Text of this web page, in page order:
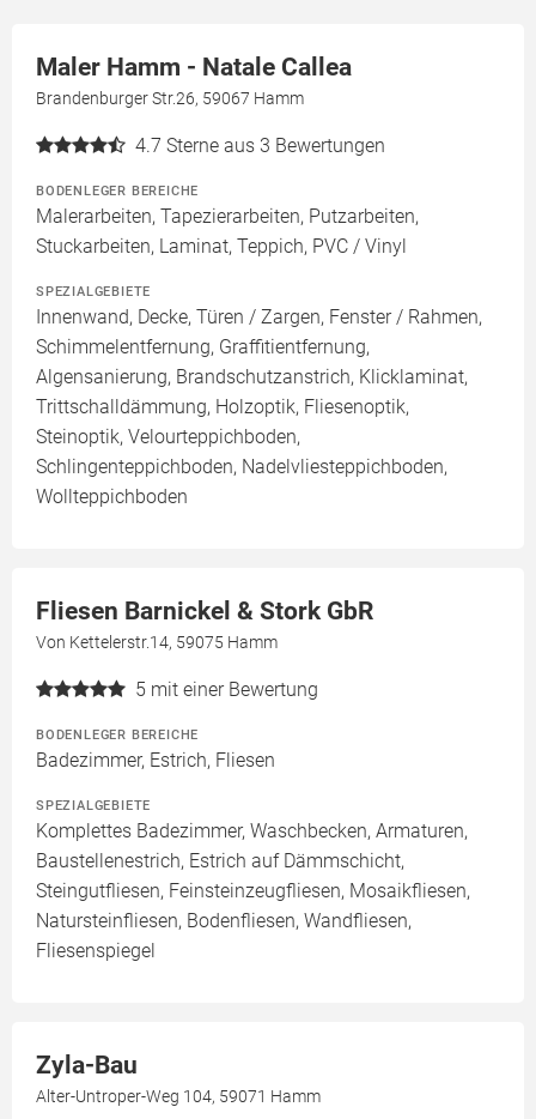
Maler Hamm - Natale Callea
Brandenburger Str.26, 59067 Hamm
4.7 Sterne aus 3 Bewertungen
BODENLEGER BEREICHE
Malerarbeiten, Tapezierarbeiten, Putzarbeiten,
Stuckarbeiten, Laminat, Teppich, PVC / Vinyl
SPEZIALGEBIETE
Innenwand, Decke, Türen / Zargen, Fenster / Rahmen,
Schimmelentfernung, Graffitientfernung,
Algensanierung, Brandschutzanstrich, Klicklaminat,
Trittschalldämmung, Holzoptik, Fliesenoptik,
Steinoptik, Velourteppichboden,
Schlingenteppichboden, Nadelvliesteppichboden,
Wollteppichboden
Fliesen Barnickel & Stork GbR
Von Kettelerstr.14, 59075 Hamm
5 mit einer Bewertung
BODENLEGER BEREICHE
Badezimmer, Estrich, Fliesen
SPEZIALGEBIETE
Komplettes Badezimmer, Waschbecken, Armaturen,
Baustellenestrich, Estrich auf Dämmschicht,
Steingutfliesen, Feinsteinzeugfliesen, Mosaikfliesen,
Natursteinfliesen, Bodenfliesen, Wandfliesen,
Fliesenspiegel
Zyla-Bau
Alter-Untroper-Weg 104, 59071 Hamm